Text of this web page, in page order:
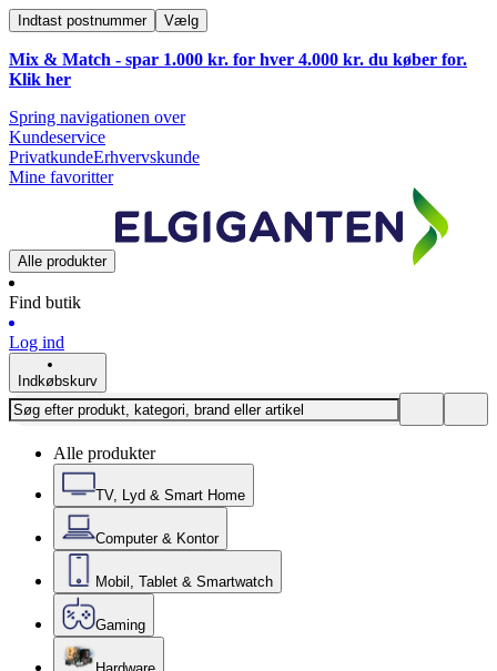
Indtast postnummer Vælg
Mix & Match - spar 1.000 kr. for hver 4.000 kr. du køber for.
Klik her
Spring navigationen over
Kundeservice
PrivatkundeErhvervskunde
Mine favoritter
Alle produkter
Find butik
Log ind
Indkøbskurv
Alle produkter
TV, Lyd & Smart Home
Computer & Kontor
Mobil, Tablet & Smartwatch
Gaming